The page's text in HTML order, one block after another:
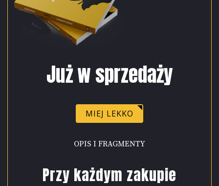
Już w sprzedaży
MIEJ LEKKO
OPIS I FRAGMENTY
Przy każdym zakupie